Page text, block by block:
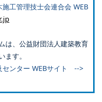
工管理技士会連合会 WEB
は、公益財団法人建築教育
す。
センター WEBサイト -->